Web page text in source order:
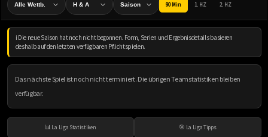
90 Min 1. HZ 2. HZ
ℹ️ Die neue Saison hat noch nicht begonnen. Form, Serien und Ergebnisdetails basieren
deshalb auf den letzten verfügbaren Pflichtspielen.
Das nächste Spiel ist noch nicht terminiert. Die übrigen Teamstatistiken bleiben
verfügbar.
📊 La Liga Statistiken 🎯 La Liga Tipps